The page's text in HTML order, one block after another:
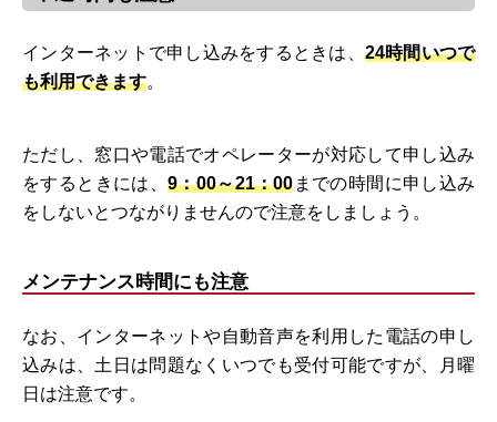
インターネットで申し込みをするときは、 24時間いつで
も利用できます。
ただし、窓口や電話でオペレーターが対応して申し込み
をするときには、 9：00～21：00 までの時間に申し込み
をしないとつながりませんので注意をしましょう。
メンテナンス時間にも注意
なお、インターネットや自動音声を利用した電話の申し
込みは、土日は問題なくいつでも受付可能ですが、月曜
日は注意です。